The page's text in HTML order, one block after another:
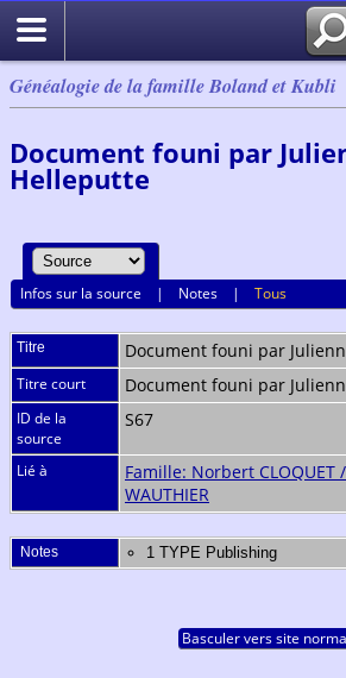
Généalogie de la famille Boland et Kubli
Document founi par
Helleputte
Infos sur la source | Notes |Tous
Titre Document founi par
Titre court Document founi par
ID de la
source
S67
Lié à
Famille: Norbert CLOQUET
WAUTHIER
Notes 1 TYPE Publishing
Basculer vers site